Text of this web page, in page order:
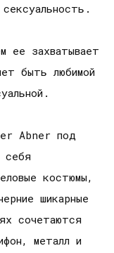
ее захватывает
быть любимой
Abner под
себя
костюмы,
шикарные
сочетаются
металл и